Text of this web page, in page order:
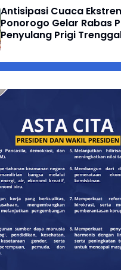
Antisipasi Cuaca
Ponorogo Gelar Rabas
Penyulang Prigi